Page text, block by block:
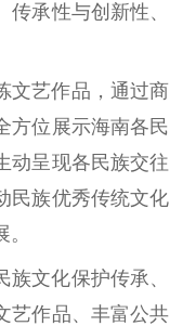
承性与创新性、
文艺作品，通过商
方位展示海南各民
动呈现各民族交往
民族优秀传统文化
文化保护传承、
艺作品、丰富公共